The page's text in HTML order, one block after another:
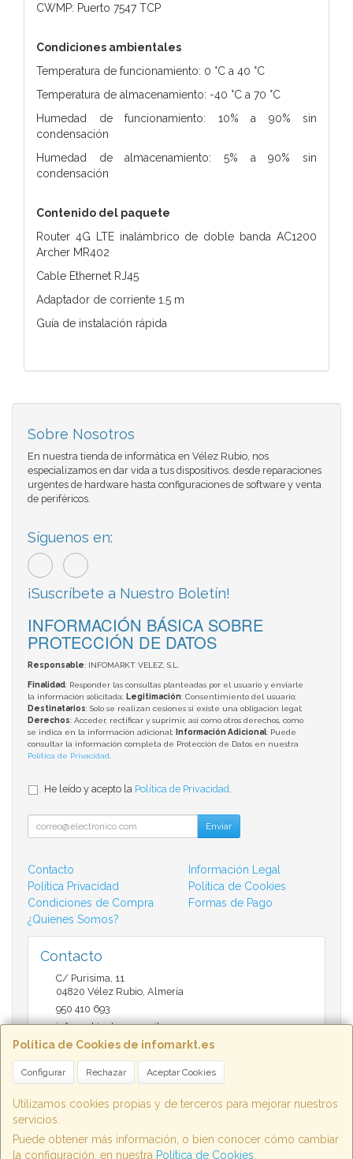
CWMP: Puerto 7547 TCP
Condiciones ambientales
Temperatura de funcionamiento: 0 °C a 40 °C
Temperatura de almacenamiento: -40 °C a 70 °C
Humedad de funcionamiento: 10% a 90% sin
condensación
Humedad de almacenamiento: 5% a 90% sin
condensación
Contenido del paquete
Router 4G LTE inalámbrico de doble banda AC1200
Archer MR402
Cable Ethernet RJ45
Adaptador de corriente 1.5 m
Guía de instalación rápida
Política de Cookies de infomarkt.es
Configurar Rechazar Aceptar Cookies
Utilizamos cookies propias y de terceros para mejorar nuestros
servicios.
Puede obtener más información, o bien conocer cómo cambiar
la configuración, en nuestra Política de Cookies
Sobre Nosotros
En nuestra tienda de informática en Vélez Rubio, nos
especializamos en dar vida a tus dispositivos. desde reparaciones
urgentes de hardware hasta configuraciones de software y venta
de periféricos.
Síguenos en:
¡Suscríbete a Nuestro Boletín!
INFORMACIÓN BÁSICA SOBRE
PROTECCIÓN DE DATOS
Responsable: INFOMARKT VELEZ, S.L.
Finalidad: Responder las consultas planteadas por el usuario y enviarle
la información solicitada; Legitimación: Consentimiento del usuario;
Destinatarios: Solo se realizan cesiones si existe una obligación legal;
Derechos: Acceder, rectificar y suprimir, así como otros derechos, como
se indica en la información adicional;
Información Adicional: Puede
consultar la información completa de Protección de Datos en nuestra
Política de Privacidad
He leído y acepto la Política de Privacidad
Enviar
Contacto
Información Legal
Política Privacidad
Política de Cookies
Condiciones de Compra
Formas de Pago
¿Quienes Somos?
Contacto
C/ Purisima, 11
04820 Vélez Rubio Almería
950 410 693
infomarktvelez@gmail.com
Horario
9:30 a 14:00 y de 17:00 a 20:30